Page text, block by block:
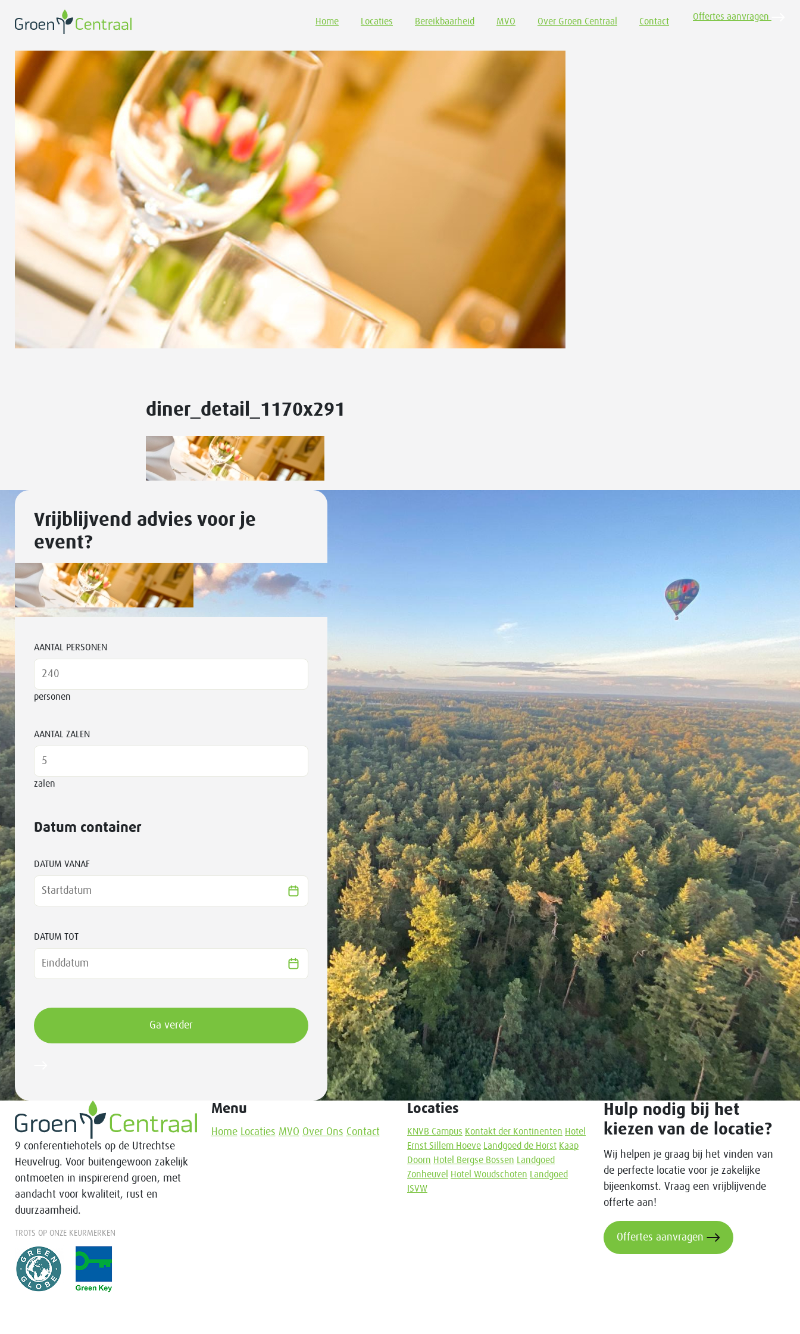
Home Locaties Bereikbaarheid MVO Over Groen Centraal Contact
Offertes aanvragen
diner_detail_1170x291
Vrijblijvend advies voor je
event?
AANTAL PERSONEN
personen
AANTAL ZALEN
zalen
Datum container
DATUM VANAF
DATUM TOT
9 conferentiehotels op de Utrechtse
Heuvelrug. Voor buitengewoon zakelijk
ontmoeten in inspirerend groen, met
aandacht voor kwaliteit, rust en
duurzaamheid.
TROTS OP ONZE KEURMERKEN
Menu
Home Locaties MVO Over Ons Contact
Locaties
KNVB Campus Kontakt der Kontinenten Hotel
Ernst Sillem Hoeve
Landgoed de Horst Kaap
Doorn Hotel Bergse Bossen
Landgoed
Zonheuvel
Hotel Woudschoten
Landgoed
ISVW
Hulp nodig bij het
kiezen van de locatie?
Wij helpen je graag bij het vinden van
de perfecte locatie voor je zakelijke
bijeenkomst. Vraag een vrijblijvende
offerte aan!
Offertes aanvragen